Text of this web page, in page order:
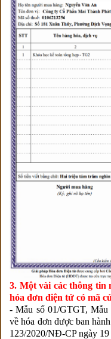
3. Một vài các thông tin
hóa đơn điện tử có mã
- Mẫu số 01/GTGT,
về hóa đơn được ban
123/2020/NĐ-CP ngày